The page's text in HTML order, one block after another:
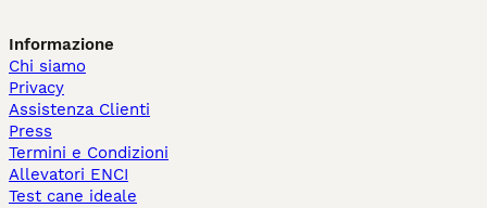
Informazione
Chi siamo
Privacy
Assistenza Clienti
Press
Termini e Condizioni
Allevatori ENCI
Test cane ideale